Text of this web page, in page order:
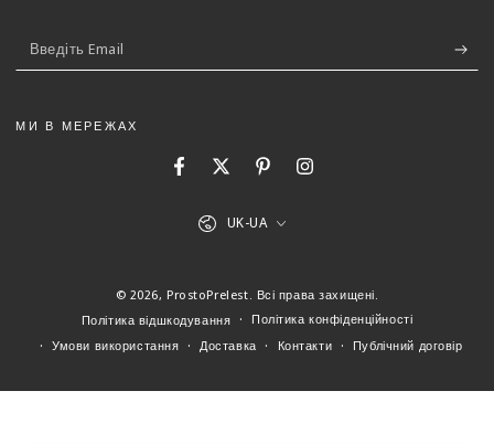
Текст відгуку (не менш 50 символів)
(Можна завантажити файли gif, jpg, png до 5 МБ)
Введіть
Email
МИ В МЕРЕЖАХ
FacebookTwitterPinterestInstagram
© 2026, ProstoPrelest. Всі права захищені.
Політика відшкодування
Політика конфіденційності
Умови використання
Доставка Контакти Публічний договір
Мова
UK-UA